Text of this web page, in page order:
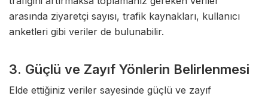
arasında ziyaretçi sayısı, trafik kaynakları, kullanıcı
anketleri gibi veriler de bulunabilir.
3. Güçlü ve Zayıf Yönlerin Belirlenmesi
Elde ettiğiniz veriler sayesinde güçlü ve zayıf